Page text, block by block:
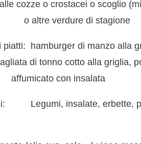
alle cozze o crostacei o
o altreverdure di stagione
piatti: hamburger di manzo alla
di tonno cotto alla griglia,
con insalata
Legumi, insalate, erbette,